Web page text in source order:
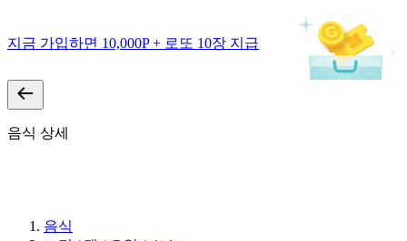
지금 가입하면 10,000P + 로또 10장 지급
음식 상세
음식